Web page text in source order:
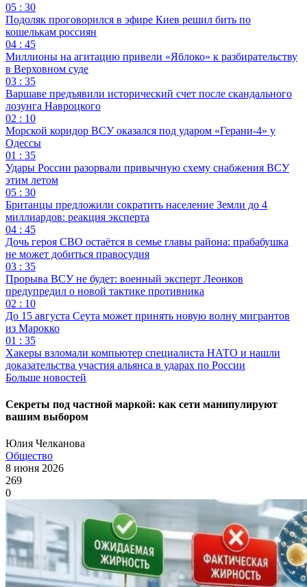
05 : 30
Подоляк проговорился в эфире Киев решил бить по
кошелькам россиян
04 : 45
Миллионы на агитацию привели «Яблоко» к разбирательству
в Верховном суде
03 : 35
Варшаве предъявили исторический счет после скандального
лозунга Навроцкого
02 : 10
Морской коридор ВСУ оказался под ударом «Герани-4» у
Одессы
01 : 35
Удары России разорвали привычную схему снабжения ВСУ
этим летом
05 : 30
Британцы предложили сократить население Земли до 4
миллиардов: реакция эксперта
04 : 45
Дочь героя СВО остаётся в семье главы района: прабабушка
не может добиться правосудия
03 : 35
Прорыва ВСУ не будет: военный эксперт Леонков
предупредил о новой тактике противника
02 : 10
До 15 августа Сеута может принять новую волну мигрантов
из Марокко
01 : 35
Хакеры взломали компьютер специалиста НАТО и нашли
доказательства участия альянса в ударах по России
Больше новостей
Секреты под частной маркой: как сети манипулируют
вашим выбором
Юлия Челканова
Общество
8 июня 2026
269
0